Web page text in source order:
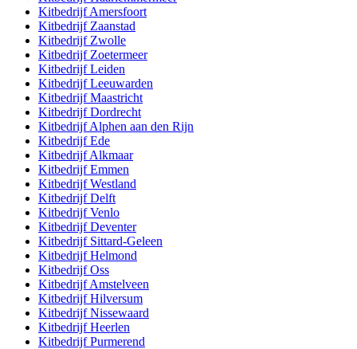
KitbedrijfAmersfoort
Kitbedrijf Zaanstad
Kitbedrijf Zwolle
Kitbedrijf Zoetermeer
KitbedrijfLeiden
KitbedrijfLeeuwarden
KitbedrijfMaastricht
KitbedrijfDordrecht
KitbedrijfAlphen aan den Rijn
KitbedrijfEde
KitbedrijfAlkmaar
KitbedrijfEmmen
KitbedrijfWestland
KitbedrijfDelft
KitbedrijfVenlo
KitbedrijfDeventer
Kitbedrijf Sittard-Geleen
KitbedrijfHelmond
KitbedrijfOss
KitbedrijfAmstelveen
KitbedrijfHilversum
KitbedrijfNissewaard
KitbedrijfHeerlen
KitbedrijfPurmerend